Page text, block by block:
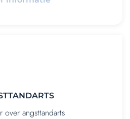
over angsttandarts